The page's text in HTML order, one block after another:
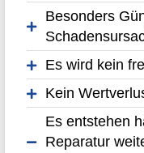
Besonders
Es wird kein
Kein
Es entstehen
Reparatur